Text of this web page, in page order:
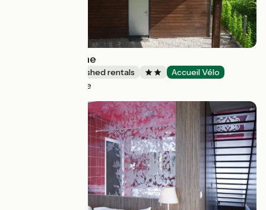
Au saule en Seine
Lodgings and furnished rentals Accueil Vélo
Rives-en-Seine